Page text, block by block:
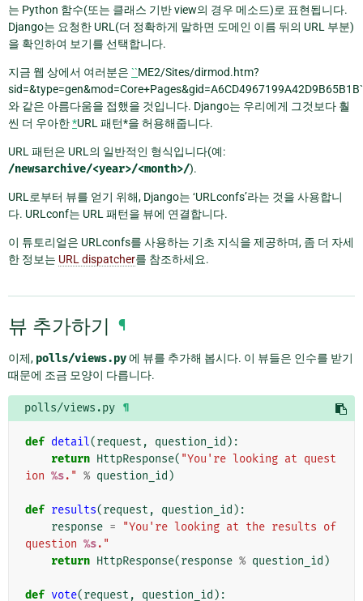
는 Python 함수(또는 클래스 기반 view의 경우 메소드)로 표현됩니다.
Django는 요청한 URL(더 정확하게 말하면 도메인 이름 뒤의 URL 부분)
을 확인하여 보기를 선택합니다.
지금 웹 상에서 여러분은 ``ME2/Sites/dirmod.htm?
와 같은 아름다움을 접했을 것입니다. Django는 우리에게 그것보다 훨
씬 더 우아한*URL 패턴*을 허용해줍니다.
URL 패턴은 URL의 일반적인 형식입니다(예:
/newsarchive/<year>/<month>/).
URL로부터 뷰를 얻기 위해, Django는 ‘URLconfs’라는 것을 사용합니
다. URLconf는 URL 패턴을 뷰에 연결합니다.
이 튜토리얼은 URLconfs를 사용하는 기초 지식을 제공하며, 좀 더 자세
한 정보는 URL dispatcher를 참조하세요.
뷰 추가하기 ¶
이제, polls/views.py에 뷰를 추가해 봅시다. 이 뷰들은 인수를 받기
때문에 조금 모양이 다릅니다.
polls/views.py ¶
def detail(request , question_id ):
return HttpResponse( "You're looking at quest
ion %s." % question_id )
def results(request , question_id ):
response =
"You're looking at the results of
question %s."
return HttpResponse(response % question_id )
def vote(request , question_id ):